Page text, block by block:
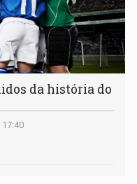
da história do